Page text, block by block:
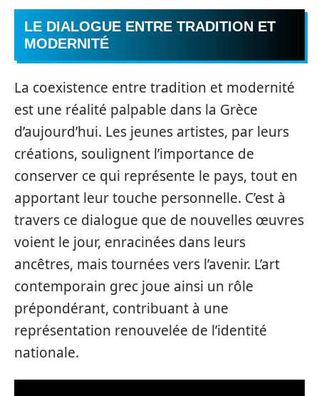
LE DIALOGUE ENTRE TRADITION ET
MODERNITÉ
La coexistence entre tradition et modernité
est une réalité palpable dans la Grèce
d’aujourd’hui. Les jeunes artistes, par leurs
créations, soulignent l’importance de
conserver ce qui représente le pays, tout en
apportant leur touche personnelle. C’est à
travers ce dialogue que de nouvelles œuvres
voient le jour, enracinées dans leurs
ancêtres, mais tournées vers l’avenir. L’art
contemporain grec joue ainsi un rôle
prépondérant, contribuant à une
représentation renouvelée de l’identité
nationale.